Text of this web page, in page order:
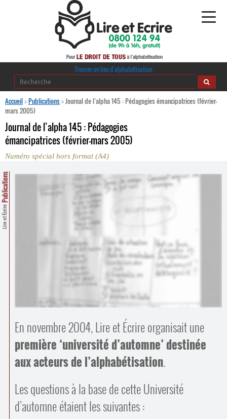
Alphabétisation
Ressources pédagogiques
Comprendre et parler
Bienvenue en Belgique
Trouver un lieu d’alphabétisation
Trouver un lieu d’alphabétisation
Accueil>Publications>Journal de l’alpha 145 : Pédagogies émancipatrices (février-
mars 2005)
Journal de l’alpha 145 : Pédagogies
émancipatrices (février-mars 2005)
Numéro spécial hors format (A4)
Lire et Écrire
Publications
En novembre 2004, Lire et Écrire organisait une
première ‘université d’automne’ destinée
aux acteurs de l’alphabétisation.
Les questions à la base de cette Université
d’automne étaient les suivantes :